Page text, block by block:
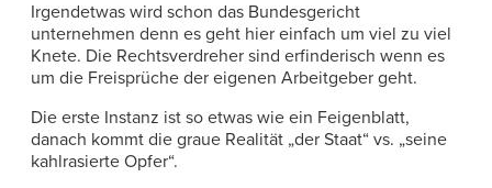
Irgendetwas wird schon das Bundesgericht
unternehmen denn es geht hier einfach um viel zu viel
Knete. Die Rechtsverdreher sind erfinderisch wenn es
um die Freisprüche der eigenen Arbeitgeber geht.
Die erste Instanz ist so etwas wie ein Feigenblatt,
danach kommt die graue Realität „der Staat“ vs. „seine
kahlrasierte Opfer“.